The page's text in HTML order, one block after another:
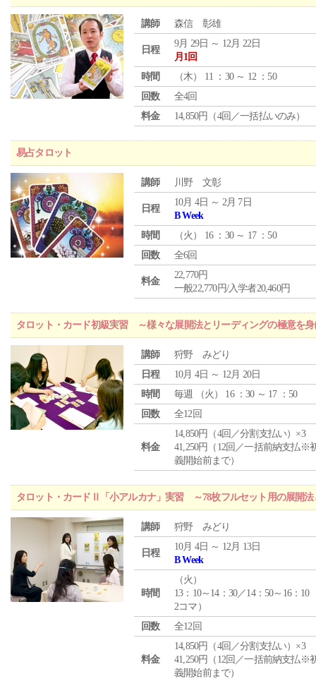
講師 森信 彰雄
日程
9月 29日 ～ 12月 22日
月1回
時間
（木） 11 ：30 ～ 12 ：50
回数
全4回
料金
14,850円（4回／一括払いのみ）
易占タロット
講師 川野 文彰
日程
10月 4日 ～ 2月 7日
B Week
時間
（火 ） 16 ：30 ～ 17 ：50
回数
全6回
料金
22,770円
一般22,770円/入学者20,460円
タロット・カード初級実習 ～様々な展開法とリーディングの極意を身
講師
狩野 みどり
日程
10月 4日 ～ 12月 20日
時間
毎週 （火 ） 16 ：30 ～ 17 ：50
回数
全12回
料金
14,850円（4回／分割支払い）×3
41,250円（12回／一括前納支払※
義開始前まで）
タロット・カードⅡ「小アルカナ」実習 ～78枚フルセット用の展開法
講師 狩野 みどり
日程
10月 4日 ～ 12月 13日
B Week
時間
（火 ）
13：10～14：30／14：50～16：10
2コマ）
回数
全12回
料金
14,850円（4回／分割支払い）×3
41,250円（12回／一括前納支払※
義開始前まで）